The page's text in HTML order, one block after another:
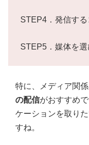
STEP4．発信す
STEP5．媒体を
特に、メディア関
の配信がおすすめ
ケーションを取り
すね。